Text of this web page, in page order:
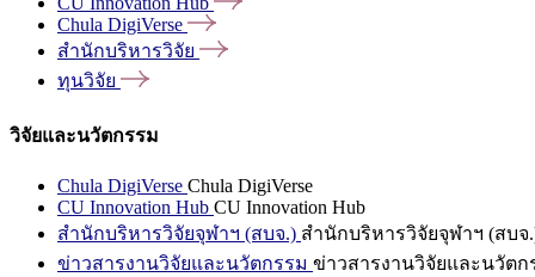
Chula DigiVerse
สำนักบริหารวิจัย
ทุนวิจัย
วิจัยและนวัตกรรม
Chula DigiVerse Chula DigiVerse
CU Innovation Hub CU Innovation Hub
สำนักบริหารวิจัยจุฬาฯ (สบจ.) สำนักบริหารวิจัยจุฬาฯ (สบจ
ข่าวสารงานวิจัยและนวัตกรรม ข่าวสารงานวิจัยและนวัตก